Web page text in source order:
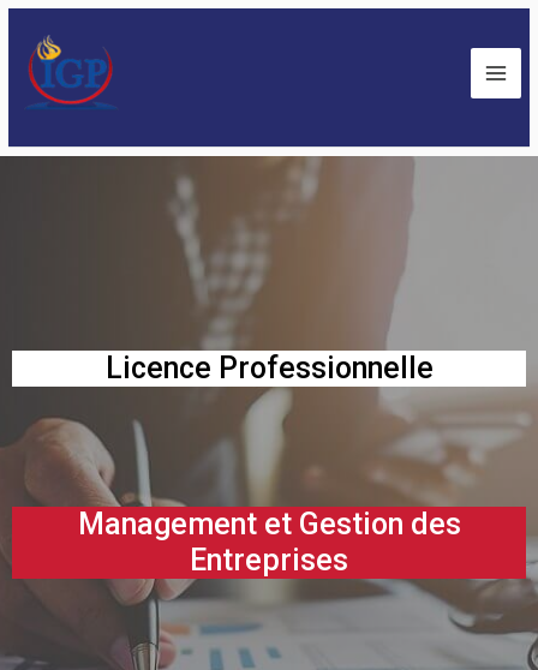
Licence Professionnelle
Management et Gestion des
Entreprises